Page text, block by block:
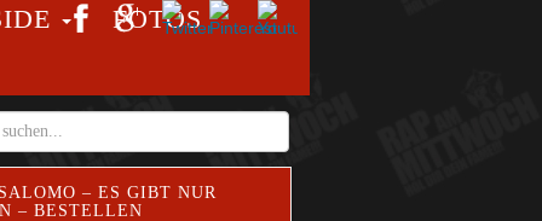
FOTOS
– ES GIBT NUR
– BESTELLEN